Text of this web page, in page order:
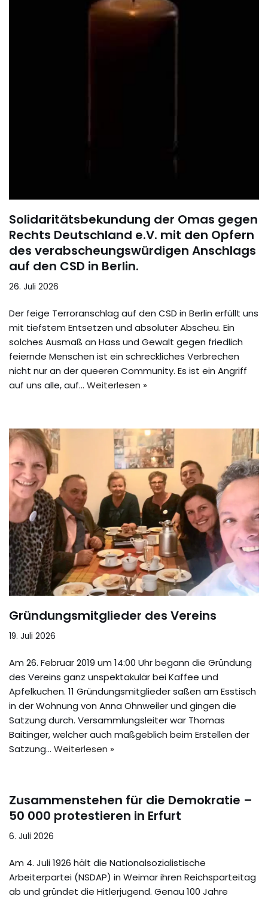
Solidaritätsbekundung der Omas gegen
Rechts Deutschland e.V. mit den Opfern
des verabscheungswürdigen Anschlags
auf den CSD in Berlin.
26. Juli 2026
Der feige Terroranschlag auf den CSD in Berlin erfüllt uns
mit tiefstem Entsetzen und absoluter Abscheu. Ein
solches Ausmaß an Hass und Gewalt gegen friedlich
feiernde Menschen ist ein schreckliches Verbrechen
nicht nur an der queeren Community. Es ist ein Angriff
auf uns alle, auf… Weiterlesen »
Gründungsmitglieder des Vereins
19. Juli 2026
Am 26. Februar 2019 um 14:00 Uhr begann die Gründung
des Vereins ganz unspektakulär bei Kaffee und
Apfelkuchen. 11 Gründungsmitglieder saßen am Esstisch
in der Wohnung von Anna Ohnweiler und gingen die
Satzung durch. Versammlungsleiter war Thomas
Baitinger, welcher auch maßgeblich beim Erstellen der
Satzung… Weiterlesen »
Zusammenstehen für die Demokratie –
50 000 protestieren in Erfurt
6. Juli 2026
Am 4. Juli 1926 hält die Nationalsozialistische
Arbeiterpartei (NSDAP) in Weimar ihren Reichsparteitag
ab und gründet die Hitlerjugend. Genau 100 Jahre